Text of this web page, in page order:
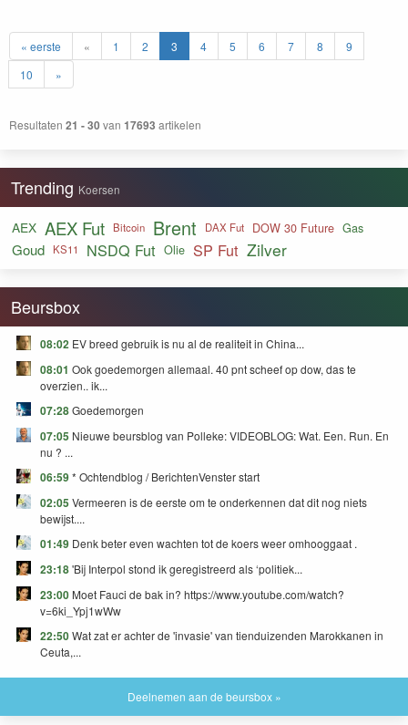
« eerste « 1 2 3 4 5 6 7 8
9
10
»
Resultaten 21 - 30 van 17693 artikelen
Trending Koersen
AEX AEX Fut Bitcoin Brent DAX Fut DOW 30 Future Gas
Goud KS11 NSDQ Fut Olie SP Fut Zilver
Beursbox
08:02 EV breed gebruik is nu al de realiteit in China...
08:01 Ook goedemorgen allemaal. 40 pnt scheef op dow, das te
overzien.. ik...
07:28Goedemorgen
07:05 Nieuwe beursblog van Polleke: VIDEOBLOG: Wat. Een. Run. En
nu ? ...
06:59* Ochtendblog / BerichtenVenster start
02:05 Vermeeren is de eerste om te onderkennen dat dit nog niets
bewijst....
01:49 Denk beter even wachten tot de koers weer omhooggaat .
23:18'Bij Interpol stond ik geregistreerd als ‘politiek...
23:00 Moet Fauci de bak in? https://www.youtube.com/watch?
v=6ki_Ypj1wWw
22:50Wat zat er achter de 'invasie' van tienduizenden Marokkanen in
Ceuta,...
Deelnemen aan de beursbox »